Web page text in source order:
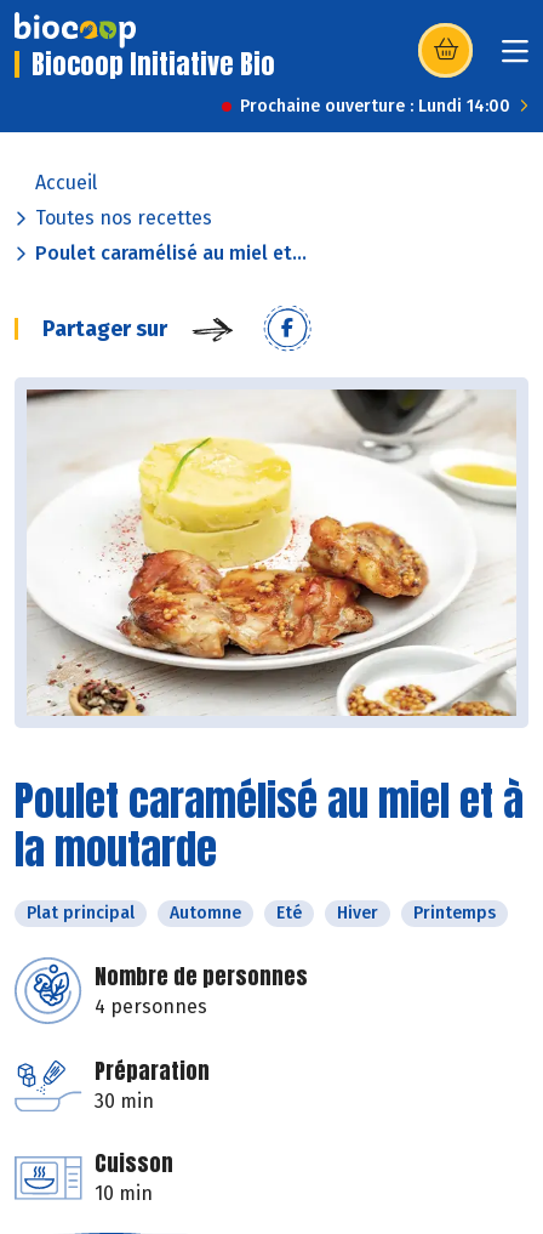
Biocoop Initiative Bio (s’ouvre dans
Prochaine ouverture : Lundi 14:00
Accueil
Toutes nos recettes
Poulet caramélisé au miel et...
Partager sur
Poulet caramélisé au miel et à
la moutarde
Plat principal Automne Eté Hiver Printemps
Nombre de personnes
4 personnes
Préparation
30 min
Cuisson
10 min